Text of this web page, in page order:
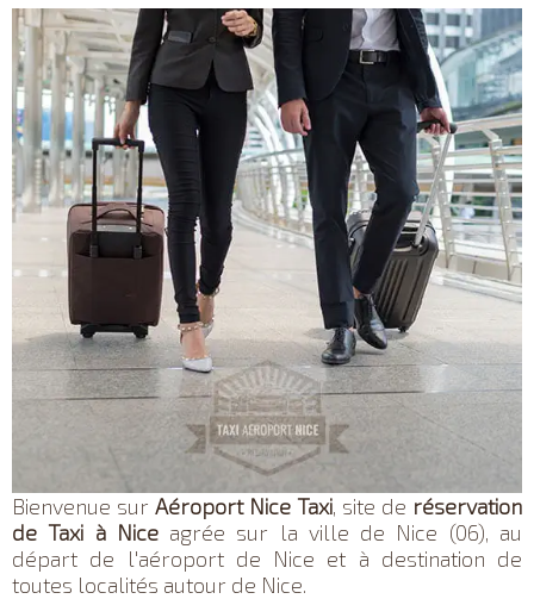
Bienvenue sur Aéroport Nice Taxi, site de réservation
de Taxi à Niceagrée sur la ville de Nice (06), au
départ de l'aéroport de Nice et à destination de
toutes localités autour de Nice.